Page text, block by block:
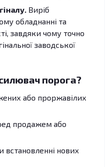
Виріб
обладнанні та
завдяки чому точно
заводської
порога?
або проржавілих
продажем або
нових